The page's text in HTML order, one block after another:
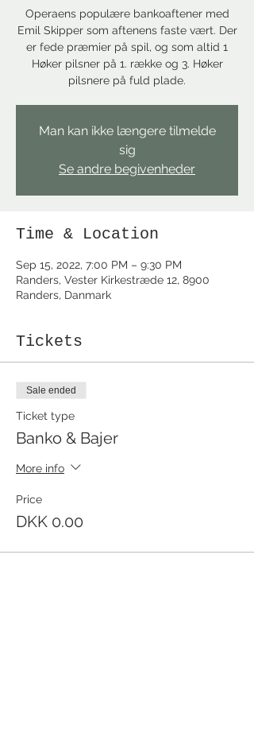
Operaens populære bankoaftener med
Emil Skipper som aftenens faste vært. Der
er fede præmier på spil, og som altid 1
Høker pilsner på 1. række og 3. Høker
pilsnere på fuld plade.
Man kan ikke længere tilmelde
sig
Se andre begivenheder
Time & Location
Sep 15, 2022, 7:00 PM – 9:30 PM
Randers, Vester Kirkestræde 12, 8900
Randers, Danmark
Tickets
Sale ended
Ticket type
Banko & Bajer
More info
Price
DKK 0.00